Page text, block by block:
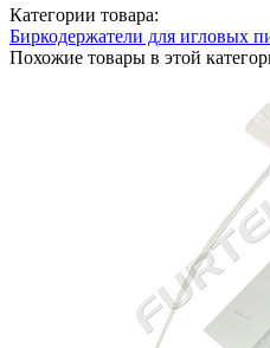
Категории товара:
Биркодержатели для игловых
Похожие товары в этой